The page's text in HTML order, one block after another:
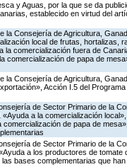
y Aguas, por la que se da
establecido en virtud del
la Consejería de Agricultura,
local de frutas, hortalizas,
comercialización fuera de
de papa de
la Consejería de Agricultura,
Acción I.5 del
de Sector Primario de la
a la comercialización
de papa de
de Sector Primario de la
a los productores de
bases complementarias que